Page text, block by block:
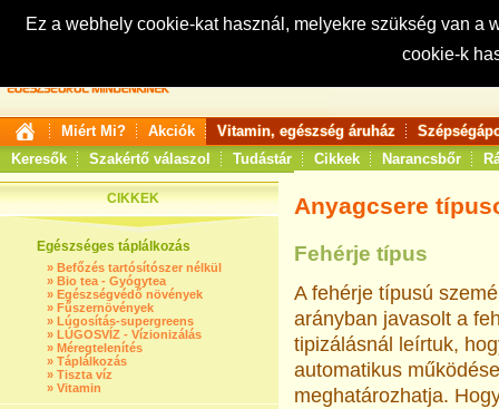
Ez a webhely cookie-kat használ, melyekre szükség van
cookie-k
Keresés:
Miért Mi? Akciók Vitamin, egészség áruház
Keresők
Szakértő válaszol Tudástár Cikkek Narancsbőr
CIKKEK
Egészséges táplálkozás
» Befőzés tartósítószer nélkül
» Bio tea - Gyógytea
» Egészségvédő növények
» Fűszernövények
» Lúgosítás-supergreens
» LÚGOSVÍZ - Vízionizálás
» Méregtelenítés
» Táplálkozás
» Tiszta víz
» Vitamin
Anyagcsere
Fehérje típus
A fehérje típusú
arányban javasolt a
tipizálásnál leírtuk,
automatikus
meghatározhatja.